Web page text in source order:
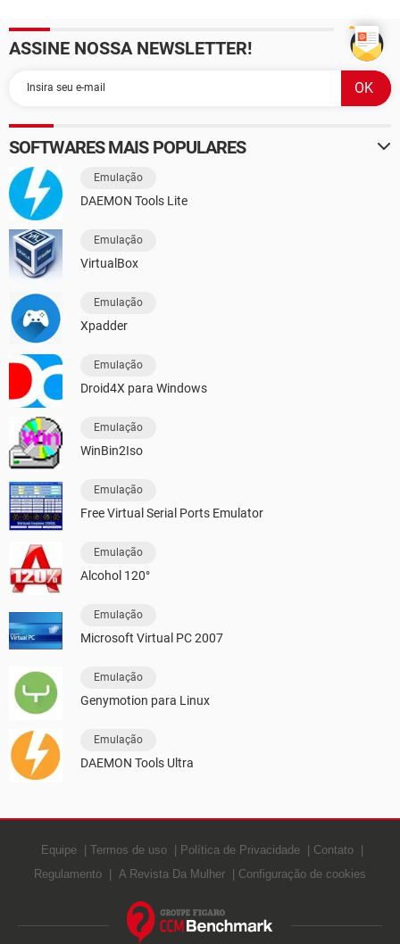
ASSINE NOSSA NEWSLETTER!
SOFTWARES MAIS POPULARES
Emulação
DAEMON Tools Lite
Emulação
VirtualBox
Emulação
Xpadder
Emulação
Droid4X para Windows
Emulação
WinBin2Iso
Emulação
Free Virtual Serial Ports Emulator
Emulação
Alcohol 120°
Emulação
Microsoft Virtual PC 2007
Emulação
Genymotion para Linux
Emulação
DAEMON Tools Ultra
Equipe Termos de uso Política de Privacidade
Contato
Regulamento
A Revista Da Mulher Configuração de cookies